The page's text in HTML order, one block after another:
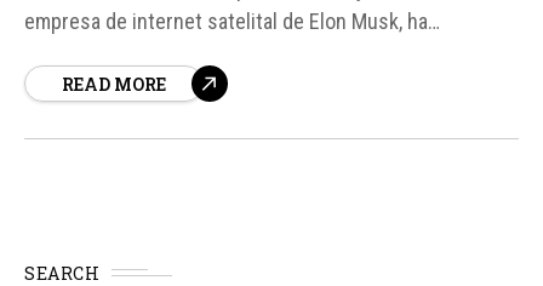
empresa de internet satelital de Elon Musk, ha
afectadas. Esta medida busca facilitar las
READ MORE
SEARCH